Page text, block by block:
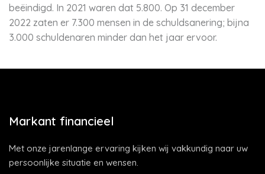
beëindigd. In 2021 waren dat 5.800. Op 31 december
2022 zaten er 7.300 mensen in de schuldsanering; bijna
3.000 schuldenaren minder dan het jaar ervoor.
Markant financieel
Met onze jarenlange ervaring kijken wij vakkundig naar uw
persoonlijke situatie en wensen.